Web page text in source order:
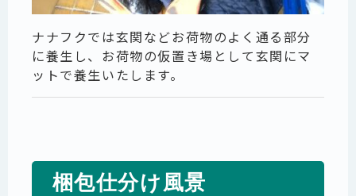
ナナフクでは玄関などお荷物のよく通る部分
に養生し、お荷物の仮置き場として玄関にマ
ットで養生いたします。
梱包仕分け風景